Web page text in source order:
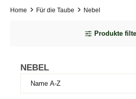
Home Für die Taube Nebel
Produkte
NEBEL